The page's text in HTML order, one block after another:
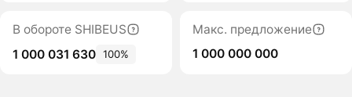
В обороте SHIBEUS
1 000 031 630 100%
Макс. предложение
1 000 000 000